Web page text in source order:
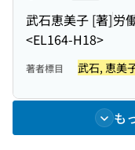
武石恵美子 [著]労
<EL164-H18>
著者標目 武石, 恵美
も